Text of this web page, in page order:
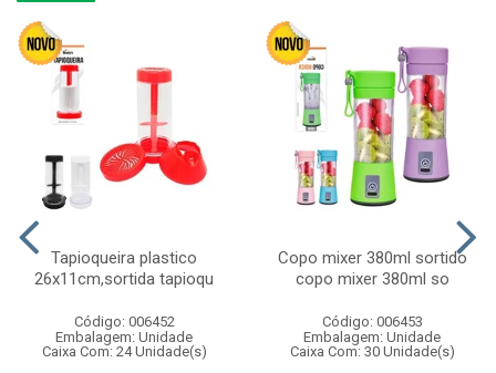
Tapioqueira plastico
26x11cm,sortida tapioqu
Código: 006452
Embalagem: Unidade
Caixa Com: 24 Unidade(s)
Copo mixer 380ml sortido
copo mixer 380ml so
Código: 006453
Embalagem: Unidade
Caixa Com: 30 Unidade(s)